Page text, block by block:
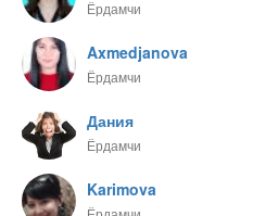
Ёрдамчи
Axmedjanova
Ёрдамчи
Дания
Ёрдамчи
Karimova